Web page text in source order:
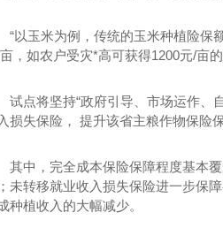
玉米为例，传统的玉米种植险保额
，如农户受灾*高可获得1200元/亩
点将坚持“政府引导、市场运作、自
损失保险， 提升该省主粮作物保险
中，完全成本保险保障程度基本覆
未转移就业收入损失保险进一步保
种植收入的大幅减少。